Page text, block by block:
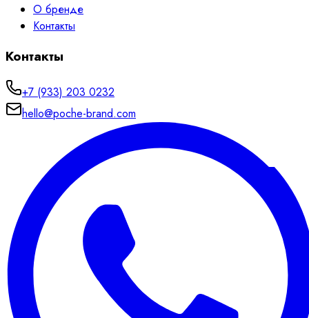
О бренде
Контакты
Контакты
+7 (933) 203 0232
hello@poche-brand.com